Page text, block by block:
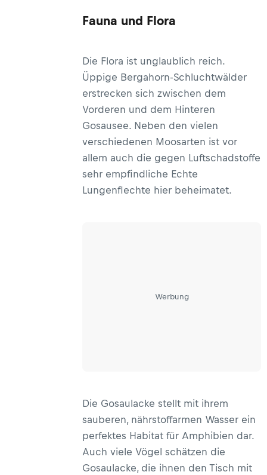
Fauna und Flora
Die Flora ist unglaublich reich.
Üppige Bergahorn-Schluchtwälder
erstrecken sich zwischen dem
Vorderen und dem Hinteren
Gosausee. Neben den vielen
verschiedenen Moosarten ist vor
allem auch die gegen Luftschadstoffe
sehr empfindliche Echte
Lungenflechte hier beheimatet.
Werbung
Die Gosaulacke stellt mit ihrem
sauberen, nährstoffarmen Wasser ein
perfektes Habitat für Amphibien dar.
Auch viele Vögel schätzen die
Gosaulacke, die ihnen den Tisch mit